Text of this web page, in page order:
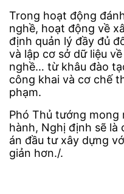
Trong hoạt động
nghề, hoạt động về
định quản lý đầy đủ
và lập cơ sở dữ liệu
nghề… từ khâu đào
công khai và cơ chế
phạm.
Phó Thủ tướng mong
hành, Nghị định sẽ
án đầu tư xây dựng
giản hơn./.